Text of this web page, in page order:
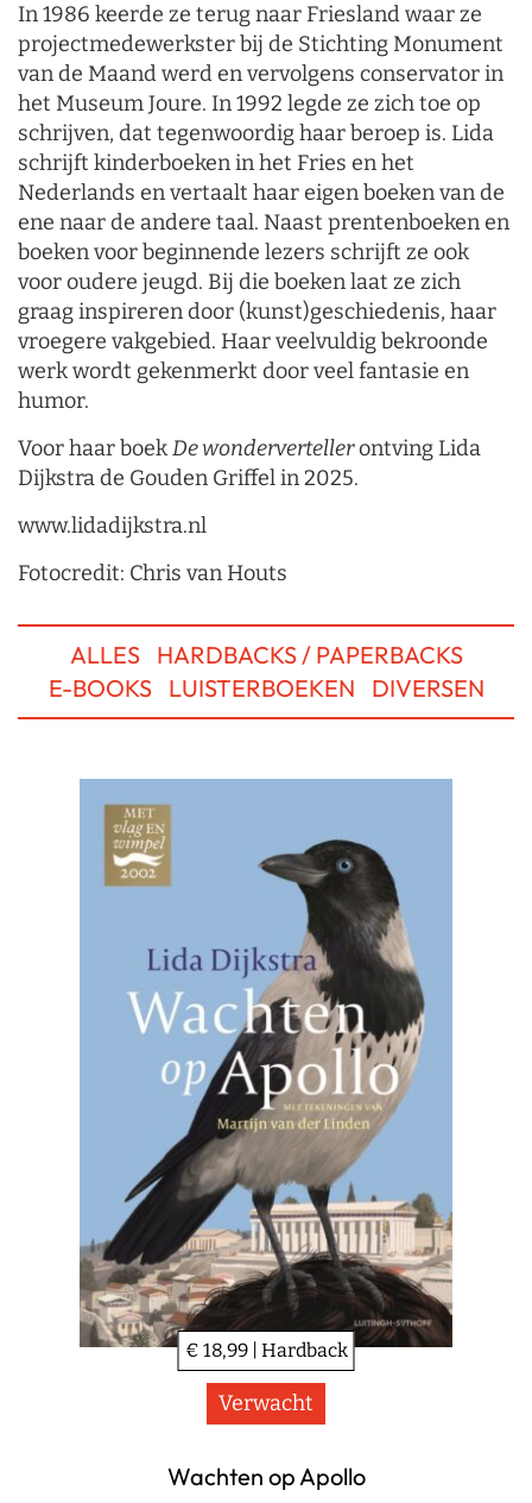
In 1986 keerde ze terug naar Friesland waar ze
projectmedewerkster bij de Stichting Monument
van de Maand werd en vervolgens conservator in
het Museum Joure. In 1992 legde ze zich toe op
schrijven, dat tegenwoordig haar beroep is. Lida
schrijft kinderboeken in het Fries en het
Nederlands en vertaalt haar eigen boeken van de
ene naar de andere taal. Naast prentenboeken en
boeken voor beginnende lezers schrijft ze ook
voor oudere jeugd. Bij die boeken laat ze zich
graag inspireren door (kunst)geschiedenis, haar
vroegere vakgebied. Haar veelvuldig bekroonde
werk wordt gekenmerkt door veel fantasie en
humor.
Voor haar boekDe wondervertellerontving Lida
Dijkstra de Gouden Griffel in 2025.
www.lidadijkstra.nl
Fotocredit: Chris van Houts
ALLES
HARDBACKS / PAPERBACKS
E-BOOKS
LUISTERBOEKEN DIVERSEN
€ 18,99 | Hardback
Verwacht
Wachten op Apollo